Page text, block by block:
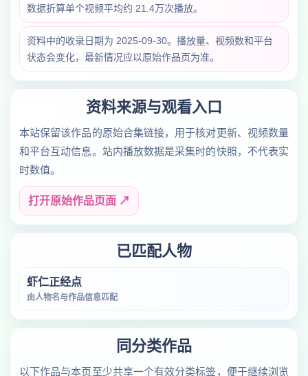
数据折算单个视频平均约 21.4万次播放。
资料中的收录日期为 2025-09-30。播放量、视频数和平台
状态会变化，最新情况应以原始作品页为准。
资料来源与观看入口
本站保留该作品的原始合集链接，用于核对更新、视频数量
和平台互动信息。站内播放数据是采集时的快照，不代表实
时数值。
打开原始作品页面 ↗
已匹配人物
虾仁正经点
由人物名与作品信息匹配
同分类作品
以下作品与本页至少共享一个有效分类标签，便于继续浏览